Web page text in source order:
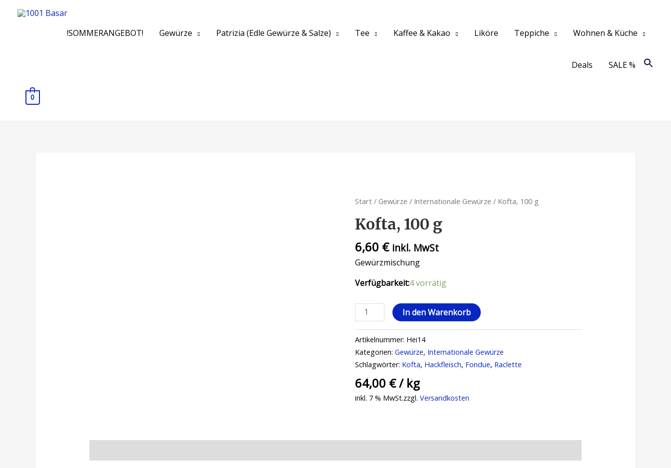
!SOMMERANGEBOT! Gewürze Patrizia (Edle Gewürze & Salze) Tee Kaffee & Kakao Liköre Teppiche Wohnen & Küche
Deals SALE %
0
Start / Gewürze / Internationale Gewürze / Kofta, 100 g
Kofta, 100 g
6,60 € inkl. MwSt
Gewürzmischung
Verfügbarkeit:4 vorrätig
In den Warenkorb
Artikelnummer: Hei14
Kategorien:Gewürze, Internationale Gewürze
Schlagwörter: Kofta, Hackfleisch, Fondue, Raclette
64,00 €/ kg
inkl. 7 % MwSt.zzgl.Versandkosten